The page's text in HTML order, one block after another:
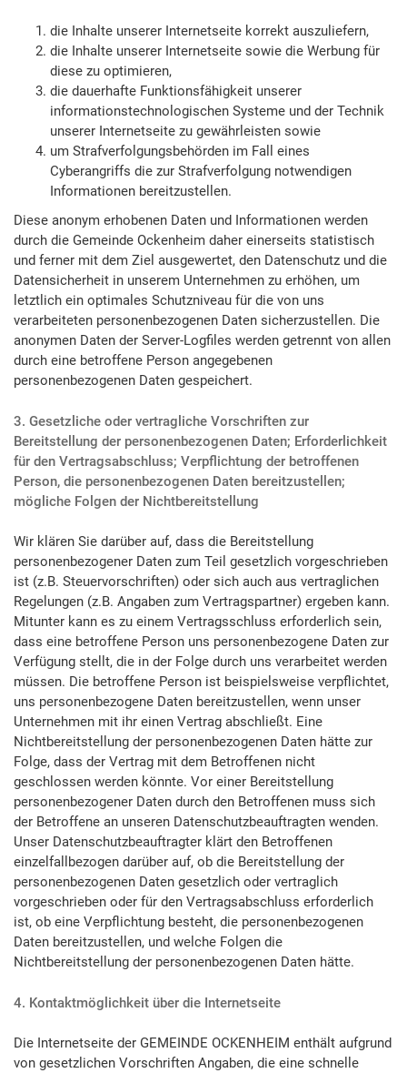
die Inhalte unserer Internetseite korrekt auszuliefern,
die Inhalte unserer Internetseite sowie die Werbung für
diese zu optimieren,
die dauerhafte Funktionsfähigkeit unserer
informationstechnologischen Systeme und der Technik
unserer Internetseite zu gewährleisten sowie
um Strafverfolgungsbehörden im Fall eines
Cyberangriffs die zur Strafverfolgung notwendigen
Informationen bereitzustellen.
Diese anonym erhobenen Daten und Informationen werden
durch die Gemeinde Ockenheim daher einerseits statistisch
und ferner mit dem Ziel ausgewertet, den Datenschutz und die
Datensicherheit in unserem Unternehmen zu erhöhen, um
letztlich ein optimales Schutzniveau für die von uns
verarbeiteten personenbezogenen Daten sicherzustellen. Die
anonymen Daten der Server-Logfiles werden getrennt von allen
durch eine betroffene Person angegebenen
personenbezogenen Daten gespeichert.
3. Gesetzliche oder vertragliche Vorschriften zur
Bereitstellung der personenbezogenen Daten; Erforderlichkeit
für den Vertragsabschluss; Verpflichtung der betroffenen
Person, die personenbezogenen Daten bereitzustellen;
mögliche Folgen der Nichtbereitstellung
Wir klären Sie darüber auf, dass die Bereitstellung
personenbezogener Daten zum Teil gesetzlich vorgeschrieben
ist (z.B. Steuervorschriften) oder sich auch aus vertraglichen
Regelungen (z.B. Angaben zum Vertragspartner) ergeben kann.
Mitunter kann es zu einem Vertragsschluss erforderlich sein,
dass eine betroffene Person uns personenbezogene Daten zur
Verfügung stellt, die in der Folge durch uns verarbeitet werden
müssen. Die betroffene Person ist beispielsweise verpflichtet,
uns personenbezogene Daten bereitzustellen, wenn unser
Unternehmen mit ihr einen Vertrag abschließt. Eine
Nichtbereitstellung der personenbezogenen Daten hätte zur
Folge, dass der Vertrag mit dem Betroffenen nicht
geschlossen werden könnte. Vor einer Bereitstellung
personenbezogener Daten durch den Betroffenen muss sich
der Betroffene an unseren Datenschutzbeauftragten wenden.
Unser Datenschutzbeauftragter klärt den Betroffenen
einzelfallbezogen darüber auf, ob die Bereitstellung der
personenbezogenen Daten gesetzlich oder vertraglich
vorgeschrieben oder für den Vertragsabschluss erforderlich
ist, ob eine Verpflichtung besteht, die personenbezogenen
Daten bereitzustellen, und welche Folgen die
Nichtbereitstellung der personenbezogenen Daten hätte.
4. Kontaktmöglichkeit über die Internetseite
Die Internetseite der GEMEINDE OCKENHEIM enthält aufgrund
von gesetzlichen Vorschriften Angaben, die eine schnelle